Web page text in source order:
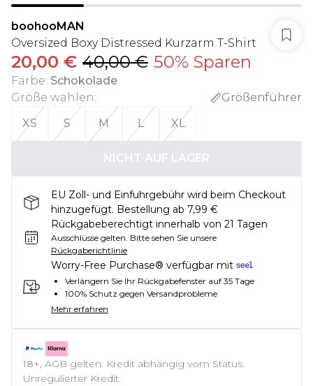
boohooMAN
Oversized Boxy Distressed Kurzarm T-Shirt
20,00 € 40,00 € 50% Sparen
Farbe: Schokolade
Größe wählen:
Größenführer
XS
S M L XL
NICHT AUF LAGER
EU Zoll- und Einfuhrgebühr wird beim Checkout
hinzugefügt. Bestellung ab 7,99 €
Rückgabeberechtigt innerhalb von 21 Tagen
Ausschlüsse gelten. Bitte sehen Sie unsere
Rückgaberichtlinie
Worry-Free Purchase® verfügbar mit
Verlängern Sie Ihr Rückgabefenster auf 35 Tage
100% Schutz gegen Versandprobleme
Mehr erfahren
18+, AGB gelten. Kredit abhängig vom Status.
Unregulierter Kredit.